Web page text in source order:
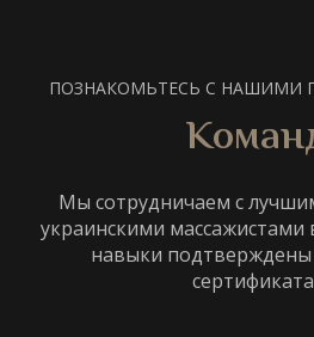
ПОЗНАКОМЬТЕСЬ С НАШИМИ
Мы сотрудничаем с
украинскими массажистами
навыки